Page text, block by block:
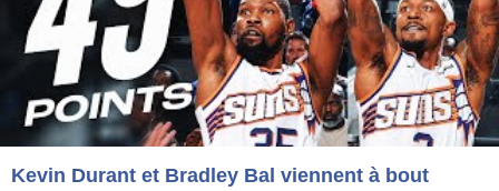
Kevin Durant et Bradley Bal viennent à bout